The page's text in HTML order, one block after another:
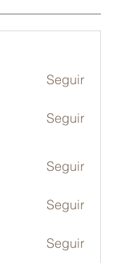
Seguir
Seguir
Seguir
Seguir
Seguir